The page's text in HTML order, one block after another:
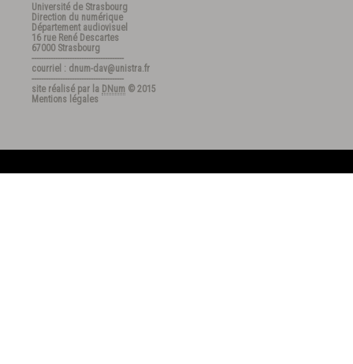
Université de Strasbourg
Direction du numérique
Département audiovisuel
16 rue René Descartes
67000 Strasbourg
---------------------------------------
courriel : dnum-dav@unistra.fr
---------------------------------------
site réalisé par la DNum © 2015
Mentions légales